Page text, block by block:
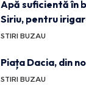
Apă suficientă în
Siriu, pentru
STIRI BUZAU
Piața Dacia, din
STIRI BUZAU